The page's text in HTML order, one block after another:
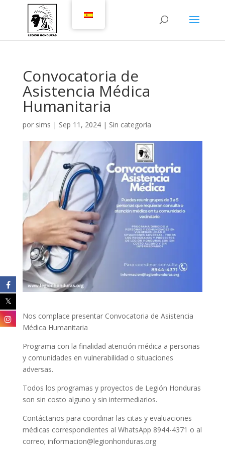
Convocatoria de
Asistencia Médica
Humanitaria
por sims | Sep 11, 2024| Sin categoría
Nos complace presentar Convocatoria de Asistencia
Médica Humanitaria
Programa con la finalidad atención médica a personas
y comunidades en vulnerabilidad o situaciones
adversas.
Todos los programas y proyectos de Legión Honduras
son sin costo alguno y sin intermediarios.
Contáctanos para coordinar las citas y evaluaciones
médicas correspondientes al WhatsApp 8944-4371 o al
correo; informacion@legionhonduras.org